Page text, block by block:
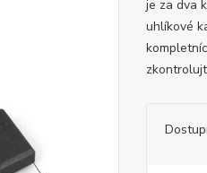
je za dva
uhlíkové